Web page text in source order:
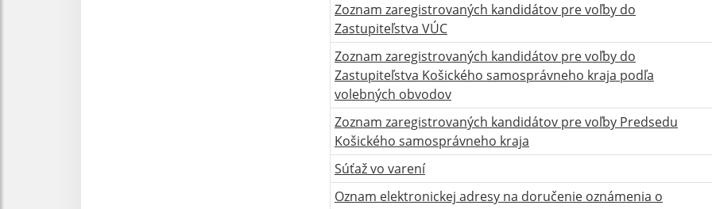
Zoznam zaregistrovaných kandidátov pre voľby do
Zastupiteľstva VÚC
Zoznam zaregistrovaných kandidátov pre voľby do
Zastupiteľstva Košického samosprávneho kraja podľa
volebných obvodov
Zoznam zaregistrovaných kandidátov pre voľby Predsedu
Košického samosprávneho kraja
Súťaž vo varení
Oznam elektronickej adresy na doručenie oznámenia o